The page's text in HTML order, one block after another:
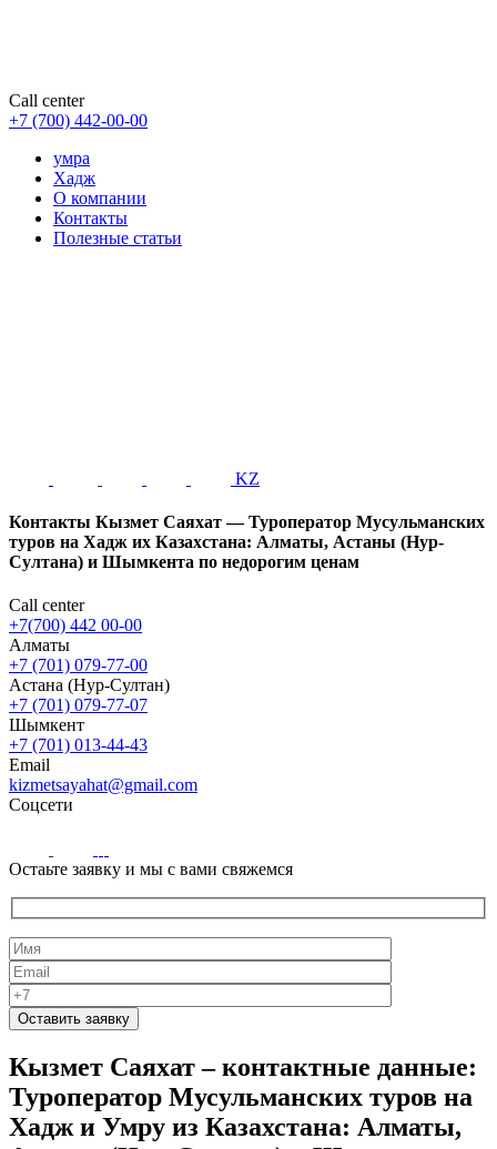
Call center
+7 (700) 442-00-00
умра
Хадж
О компании
Контакты
Полезные статьи
KZ
Контакты Кызмет Саяхат — Туроператор Мусульманских
туров на Хадж их Казахстана: Алматы, Астаны (Нур-
Султана) и Шымкента по недорогим ценам
Call center
+7(700) 442 00-00
Алматы
+7 (701) 079-77-00
Астана (Нур-Султан)
+7 (701) 079-77-07
Шымкент
+7 (701) 013-44-43
Email
kizmetsayahat@gmail.com
Соцсети
Остаьте заявку и мы с вами свяжемся
Кызмет Саяхат – контактные данные:
Туроператор Мусульманских туров на
Хадж и Умру из Казахстана: Алматы,